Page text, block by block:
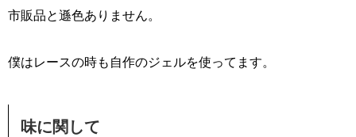
市販品と遜色ありません。
僕はレースの時も自作のジェルを使ってます。
味に関して